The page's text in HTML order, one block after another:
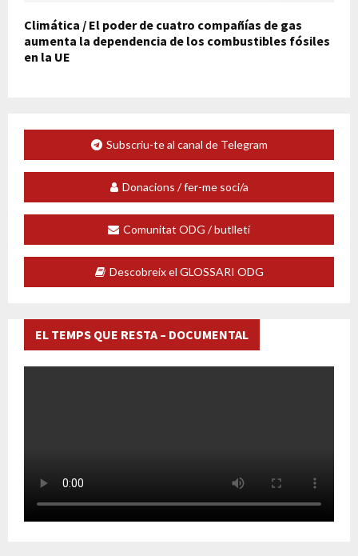
Climática / El poder de cuatro compañías de gas
aumenta la dependencia de los combustibles fósiles
en la UE
Subscriu-te al canal de Telegram
Donacions / fer-me soci/a
Comunitat ODG / butlletí
Descobreix el GLOSSARI ODG
EL TEMPS QUE RESTA – DOCUMENTAL